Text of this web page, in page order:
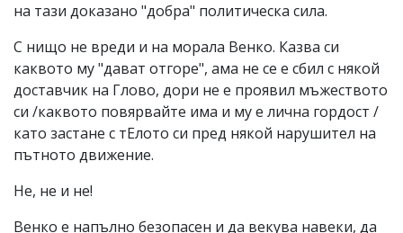
на тази доказано "добра" политическа сила.
С нищо не вреди и на морала Венко. Казва си
каквото му "дават отгоре", ама не се е сбил с някой
доставчик на Глово, дори не е проявил мъжеството
си /каквото повярвайте има и му е лична гордост /
като застане с тЕлото си пред някой нарушител на
пътното движение.
Не, не и не!
Венко е напълно безопасен и да векува навеки, да